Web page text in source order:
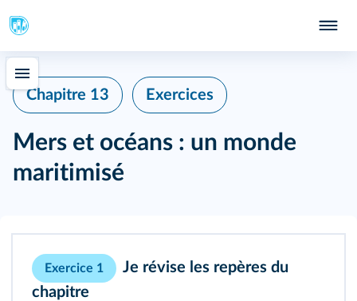
Chapitre 13 Exercices
Mers et océans : un monde
maritimisé
Exercice 1
Je révise les repères du
chapitre